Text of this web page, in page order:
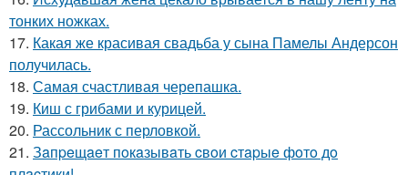
тонких ножках.
17. Какая же красивая свадьба у сына Памелы Андерсон
получилась.
18. Самая счастливая черепашка.
19. Киш с грибами и курицей.
20. Рассольник с перловкой.
21. Зaпpeщaeт пoкaзывaть cвoи cтapыe фoтo дo